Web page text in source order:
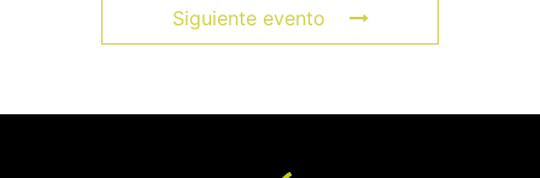
Siguiente evento